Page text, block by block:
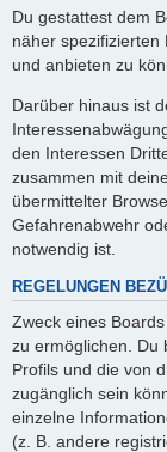
Du gestattest dem
näher spezifizierten
und anbieten zu
Darüber hinaus ist
den Interessen
zusammen mit
übermittelter
Gefahrenabwehr
notwendig ist.
REGELUNGEN
Zweck eines
zu ermöglichen. Du
Profils und die von
zugänglich sein
einzelne
(z. B. andere